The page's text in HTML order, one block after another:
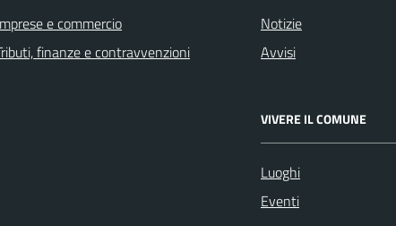
e commercio
finanze e contravvenzioni
Notizie
Avvisi
VIVERE IL COMUNE
Luoghi
Eventi